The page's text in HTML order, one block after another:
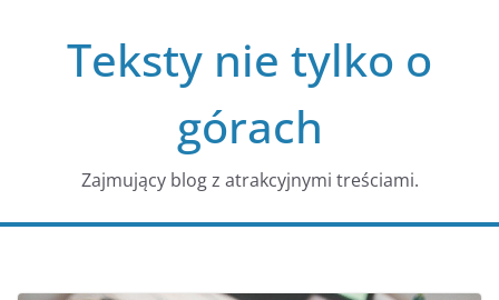
Teksty nie tylko o
górach
Zajmujący blog z atrakcyjnymi treściami.